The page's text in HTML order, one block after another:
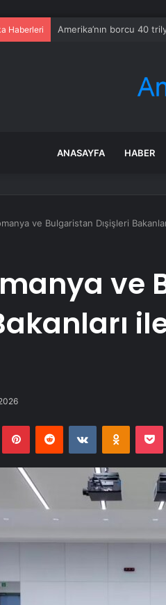
Haberleri Amerika’nın borcu 40
ANASAYFA HABER
ve Bulgaristan Dışişleri
ve
PinterestReddit VKontakte